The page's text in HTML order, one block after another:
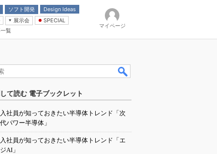
ソフト開発
Design Ideas
展示会
SPECIAL
覧
マイページ
て読む 電子ブックレット
社員が知っておきたい半導体トレンド「次
パワー半導体」
社員が知っておきたい半導体トレンド「エ
AI」